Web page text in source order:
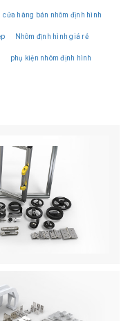
cửa hàng bán nhôm định hình
Nhôm định hình giá rẻ
phụ kiện nhôm định hình